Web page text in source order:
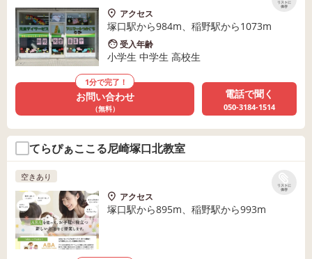
リストに
保存
アクセス
塚口駅から984m、稲野駅から1073m
受入年齢
小学生 中学生 高校生
1分で完了！
お問い合わせ
（無料）
電話で聞く
050-3184-1514
てらぴぁここる尼崎塚口北教室
リストに
保存
空きあり
アクセス
塚口駅から895m、稲野駅から993m